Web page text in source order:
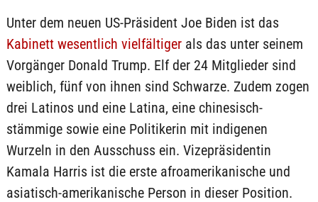
Unter dem neuen US-Präsident Joe Biden ist das
Kabinett wesentlich vielfältigerals das unter seinem
Vorgänger Donald Trump. Elf der 24 Mitglieder sind
weiblich, fünf von ihnen sind Schwarze. Zudem zogen
drei Latinos und eine Latina, eine chinesisch-
stämmige sowie eine Politikerin mit indigenen
Wurzeln in den Ausschuss ein. Vizepräsidentin
Kamala Harris ist die erste afroamerikanische und
asiatisch-amerikanische Person in dieser Position.